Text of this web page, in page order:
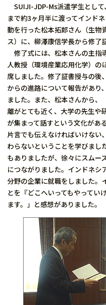
SUIJI-JDP-Ms派遣学生とし
まで約3ヶ月半に渡ってインド
動を行った松本拓郎さん（生物
ス）に、柳澤康信学長から修了
修了式には、松本さんの主指
人教授（環境産業応用化学）の
席しました。修了証書授与の後
からの進路について報告があり
ました。また、松本さんから、
離がとても近く、大学の先生や
が集まって話すという文化があ
片言でも伝えなければいけない
わらないということを学びまし
もありましたが、徐々にスムー
につながりました。インドネシ
分野の企業に就職をしました。
とを『どこへいってもやってい
ます。」と感想がありました。